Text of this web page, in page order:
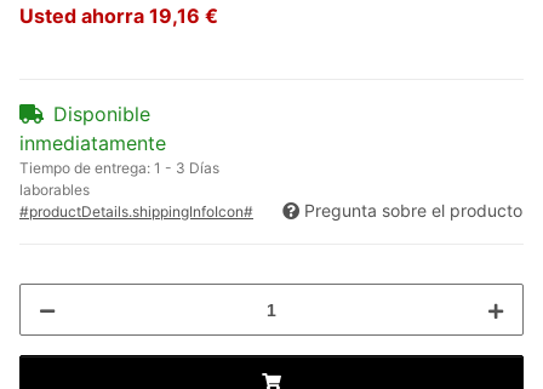
Usted ahorra 19,16 €
Disponible
inmediatamente
Tiempo de entrega: 1 - 3 Días
laborables
#productDetails.shippingInfoIcon#
Pregunta sobre el producto